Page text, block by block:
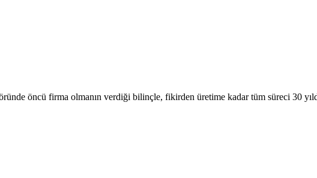
öncü firma olmanın verdiği bilinçle, fikirden üretime kadar tüm süreci 30